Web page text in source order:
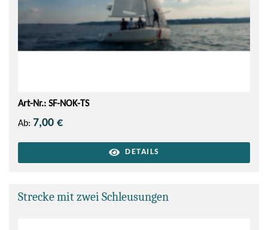
Art-Nr.: SF-NOK-TS
Ab: 7,00 €
DETAILS
Strecke mit zwei Schleusungen